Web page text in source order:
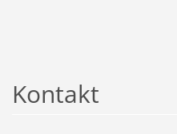
Kontakt